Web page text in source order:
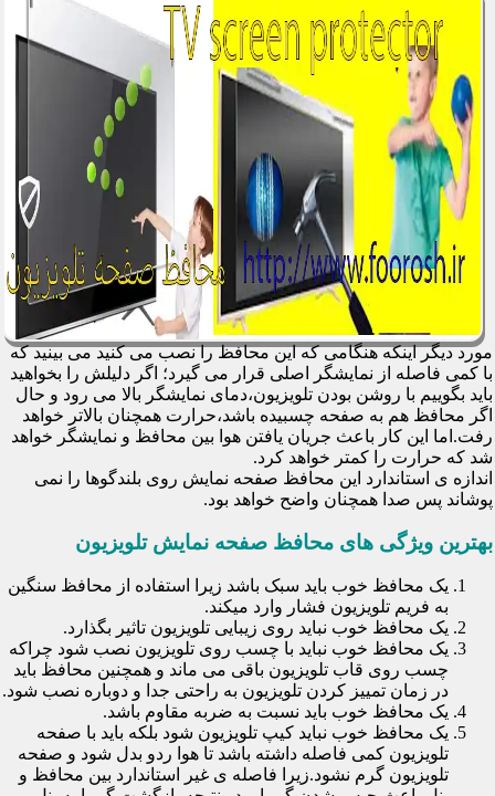
مورد دیگر اینکه هنگامی که این محافظ را نصب می کنید می بینید که
با کمی فاصله از نمایشگر اصلی قرار می گیرد؛ اگر دلیلش را بخواهید
باید بگوییم با روشن بودن تلویزیون،دمای نمایشگر بالا می رود و حال
اگر محافظ هم به صفحه چسبیده باشد،حرارت همچنان بالاتر خواهد
رفت.اما این کار باعث جریان یافتن هوا بین محافظ و نمایشگر خواهد
شد که حرارت را کمتر خواهد کرد.
اندازه ی استاندارد این محافظ صفحه نمایش روی بلندگوها را نمی
پوشاند پس صدا همچنان واضح خواهد بود.
بهترین ویژگی های محافظ صفحه نمایش تلویزیون
یک محافظ خوب باید سبک باشد زیرا استفاده از محافظ سنگین
به فریم تلویزیون فشار وارد میکند.
یک محافظ خوب نباید روی زیبایی تلویزیون تاثیر بگذارد.
یک محافظ خوب نباید با چسب روی تلویزیون نصب شود چراکه
چسب روی قاب تلویزیون باقی می ماند و همچنین محافظ باید
در زمان تمییز کردن تلویزیون به راحتی جدا و دوباره نصب شود.
یک محافظ خوب باید نسبت به ضربه مقاوم باشد.
یک محافظ خوب نباید کیپ تلویزیون شود بلکه باید با صفحه
تلویزیون کمی فاصله داشته باشد تا هوا ردو بدل شود و صفحه
تلویزیون گرم نشود.زیرا فاصله ی غیر استاندارد بین محافظ و